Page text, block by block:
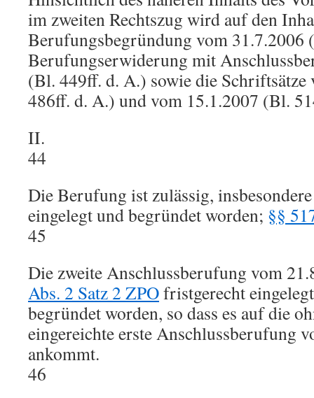
im zweiten Rechtszug wird auf den
Berufungsbegründung vom 31.7.2006
Berufungserwiderung mit
(Bl. 449ff. d. A.) sowie die
486ff. d. A.) und vom 15.1.2007 (Bl.
II.
44
Die Berufung ist zulässig,
eingelegt und begründet worden; §§
45
Die zweite Anschlussberufung vom
Abs. 2 Satz 2 ZPOfristgerecht
begründet worden, so dass es auf die
eingereichte erste Anschlussberufung
ankommt.
46